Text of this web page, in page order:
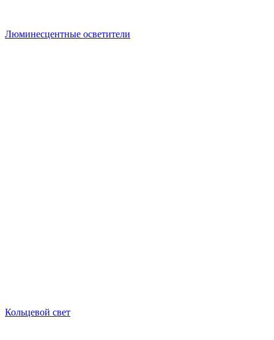
Люминесцентные осветители
Кольцевой свет